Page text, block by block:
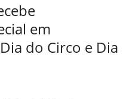
em
do Circo e Dia